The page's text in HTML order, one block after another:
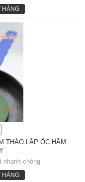
HÀNG
THÁO LẮP ỐC HÃM
nhanh chóng
HÀNG